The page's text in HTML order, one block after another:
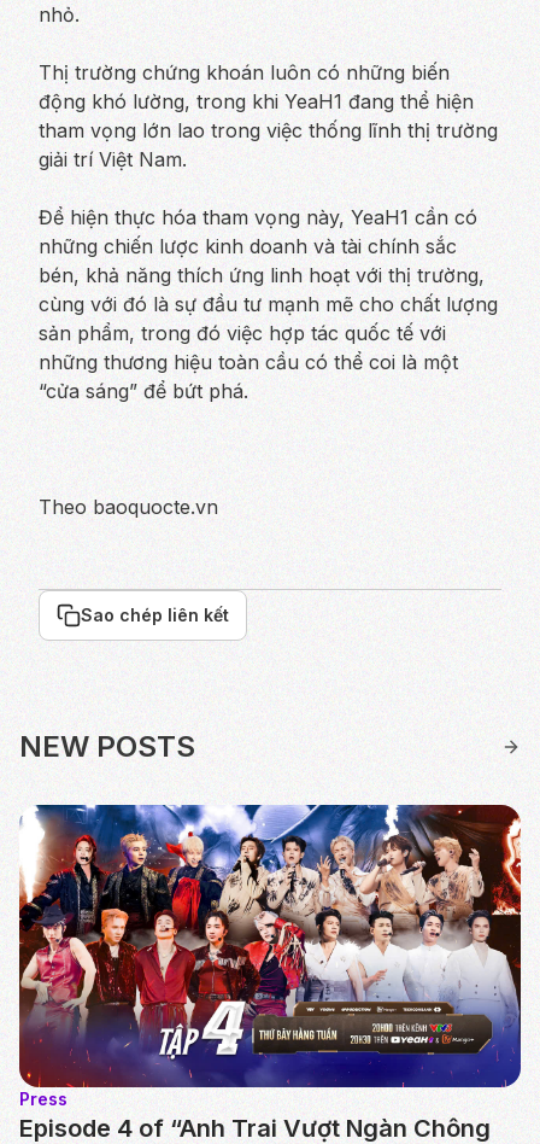
nhỏ.
Thị trường chứng khoán luôn có những biến
động khó lường, trong khi YeaH1 đang thể hiện
tham vọng lớn lao trong việc thống lĩnh thị trường
giải trí Việt Nam.
Để hiện thực hóa tham vọng này, YeaH1 cần có
những chiến lược kinh doanh và tài chính sắc
bén, khả năng thích ứng linh hoạt với thị trường,
cùng với đó là sự đầu tư mạnh mẽ cho chất lượng
sản phẩm, trong đó việc hợp tác quốc tế với
những thương hiệu toàn cầu có thể coi là một
“cửa sáng” để bứt phá.
Theo baoquocte.vn
Sao chép liên kết
NEW POSTS
Press
Episode 4 of “Anh Trai Vượt Ngàn Chông